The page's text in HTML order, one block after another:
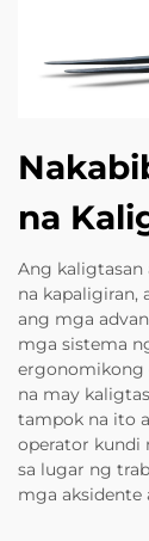
na
Ang kaligtasan
na kapaligiran,
ang mga
mga sistema
ergonomikong
na may
tampok na ito
operator kundi
sa lugar ng
mga aksidente